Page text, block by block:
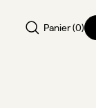
Panier (0)